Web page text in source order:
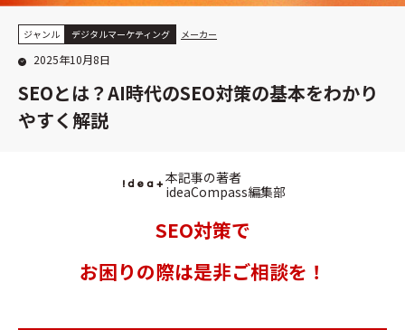
ジャンル デジタルマーケティング メーカー
2025年10月8日
SEOとは？AI時代のSEO対策の基本をわかり
やすく解説
本記事の著者
ideaCompass編集部
SEO対策で
お困りの際は是非ご相談を！